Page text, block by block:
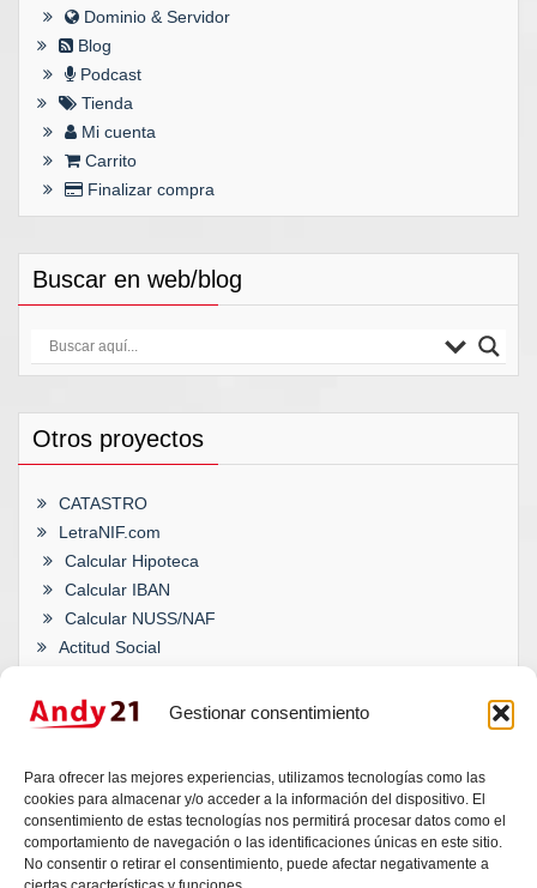
Gestionar consentimiento
Para ofrecer las mejores experiencias, utilizamos tecnologías como las
cookies para almacenar y/o acceder a la información del dispositivo. El
consentimiento de estas tecnologías nos permitirá procesar datos como el
comportamiento de navegación o las identificaciones únicas en este sitio.
No consentir o retirar el consentimiento, puede afectar negativamente a
Dominio & Servidor
Blog
Podcast
Tienda
Mi cuenta
Carrito
Finalizar compra
Buscar en web/blog
Otros proyectos
CATASTRO
LetraNIF.com
Calcular Hipoteca
Calcular IBAN
Calcular NUSS/NAF
Actitud Social
SE HAN QUEDADO ATRÁS?
Da igual si es una idea, una duda técnica o un